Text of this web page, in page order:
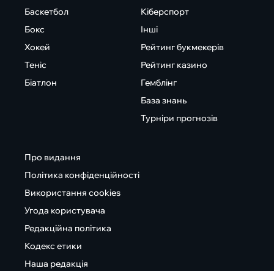
Баскетбол
Бокс
Хокей
Теніс
Біатлон
Кіберспорт
Інші
Рейтинг букмекерів
Рейтинг казино
Гемблінг
База знань
Турніри прогнозів
Про видання
Політика конфіденційності
Використання cookies
Угода користувача
Редакційна політика
Кодекс етики
Наша редакція